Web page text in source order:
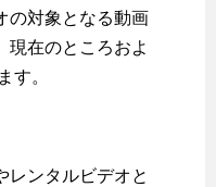
の対象となる動画
現在のところおよ
す。
レンタルビデオと